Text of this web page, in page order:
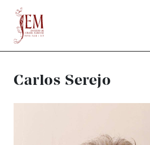
Carlos Serejo